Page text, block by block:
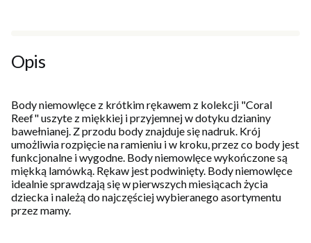
Opis
Body niemowlęce z krótkim rękawem z kolekcji "Coral
Reef" uszyte z miękkiej i przyjemnej w dotyku dzianiny
bawełnianej. Z przodu body znajduje się nadruk. Krój
umożliwia rozpięcie na ramieniu i w kroku, przez co body jest
funkcjonalne i wygodne. Body niemowlęce wykończone są
miękką lamówką. Rękaw jest podwinięty. Body niemowlęce
idealnie sprawdzają się w pierwszych miesiącach życia
dziecka i należą do najczęściej wybieranego asortymentu
przez mamy.